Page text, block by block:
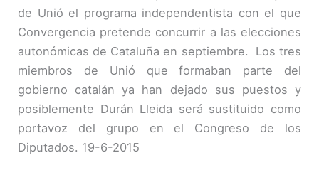
de Unió el programa independentista con el que
Convergencia pretende concurrir a las elecciones
autonómicas de Cataluña en septiembre. Los tres
miembros de Unió que formaban parte del
gobierno catalán ya han dejado sus puestos y
posiblemente Durán Lleida será sustituido como
portavoz del grupo en el Congreso de los
Diputados. 19-6-2015